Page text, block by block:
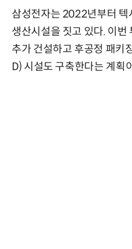
삼성전자는 2022년부터 텍
생산시설을 짓고 있다. 이
추가 건설하고 후공정 패키
D) 시설도 구축한다는 계획